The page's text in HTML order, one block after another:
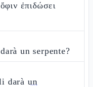
ἐπιδώσει
un serpente?
darà un